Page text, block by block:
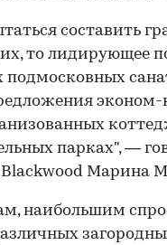
составить
то лидирующее
подмосковных
парках", —
Марина
наибольшим